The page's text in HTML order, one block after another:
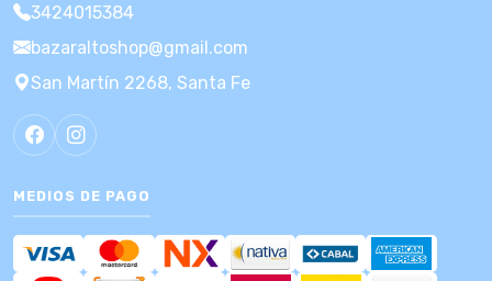
3424015384
bazaraltoshop@gmail.com
San Martín 2268, Santa Fe
MEDIOS DE PAGO